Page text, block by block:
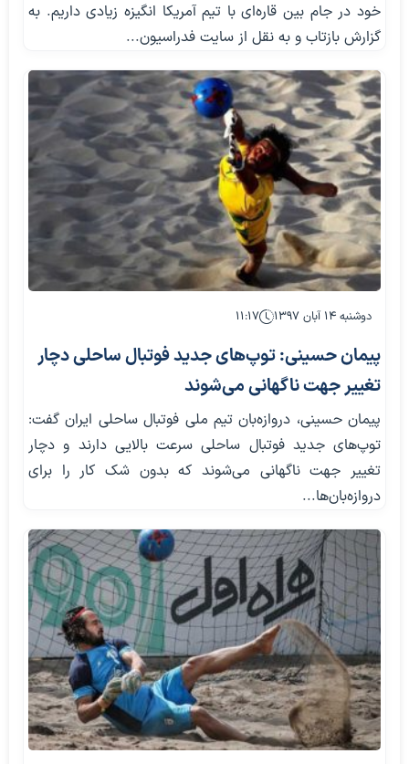
خود در جام بین قاره‌ای با تیم آمریکا انگیزه زیادی داریم. به
گزارش بازتاب و به نقل از سایت فدراسیون...
دوشنبه ۱۴ آبان ۱۳۹۷ ۱۱:۱۷
پیمان حسینی: توپ‌های جدید فوتبال ساحلی دچار
تغییر جهت ناگهانی می‌شوند
پیمان حسینی، دروازه‌بان تیم ملی فوتبال ساحلی ایران گفت:
توپ‌های جدید فوتبال ساحلی سرعت بالایی دارند و دچار
تغییر جهت ناگهانی می‌شوند که بدون شک کار را برای
دروازه‌بان‌ها...